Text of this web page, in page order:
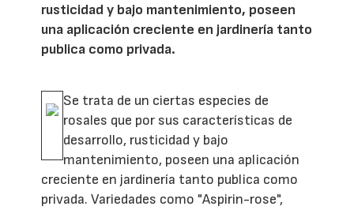
rusticidad y bajo mantenimiento, poseen
una aplicación creciente en jardinería tanto
publica como privada.
Se trata de un ciertas especies de
rosales que por sus características de
desarrollo, rusticidad y bajo
mantenimiento, poseen una aplicación
creciente en jardinería tanto publica como
privada. Variedades como "Aspirin-rose",